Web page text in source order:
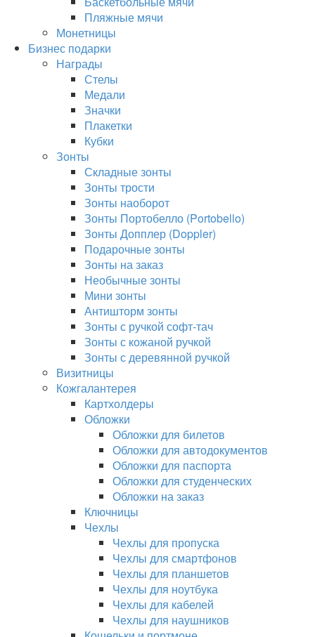
Пляжные мячи
Монетницы
Бизнес подарки
Награды
Стелы
Медали
Значки
Плакетки
Кубки
Зонты
Складные зонты
Зонты трости
Зонты наоборот
Зонты Портобелло (Portobello)
Зонты Допплер (Doppler)
Подарочные зонты
Зонты на заказ
Необычные зонты
Мини зонты
Антишторм зонты
Зонты с ручкой софт-тач
Зонты с кожаной ручкой
Зонты с деревянной ручкой
Визитницы
Кожгалантерея
Картхолдеры
Обложки
Обложки для билетов
Обложки для автодокументов
Обложки для паспорта
Обложки для студенческих
Обложки на заказ
Ключницы
Чехлы
Чехлы для пропуска
Чехлы для смартфонов
Чехлы для планшетов
Чехлы для ноутбука
Чехлы для кабелей
Чехлы для наушников